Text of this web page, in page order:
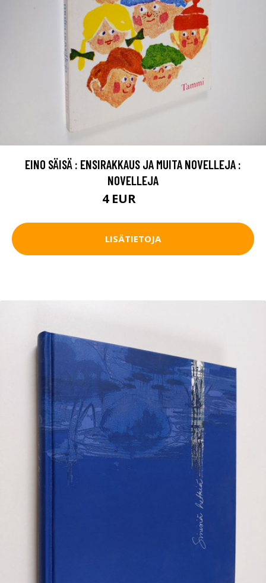
EINO SÄISÄ : ENSIRAKKAUS JA MUITA NOVELLEJA :
NOVELLEJA
4 EUR
LISÄTIETOJA